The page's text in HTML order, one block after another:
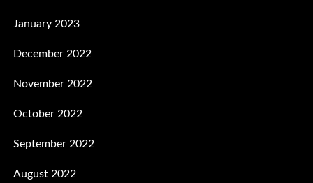
January 2023
December 2022
November 2022
October 2022
September 2022
August 2022